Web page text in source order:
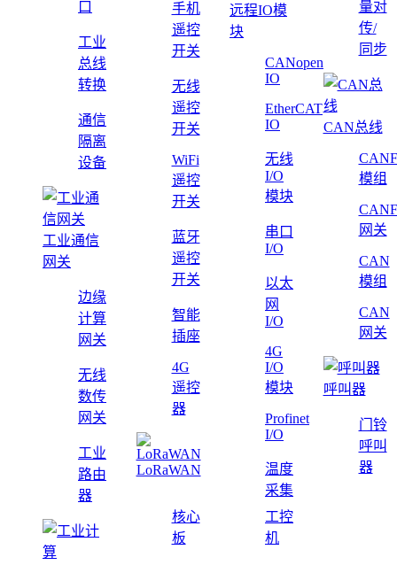
口
工业
总线
转换
通信
隔离
设备
工业通信
网关
边缘
计算
网关
无线
数传
网关
工业
路由
器
手机
遥控
开关
无线
遥控
开关
WiFi
遥控
开关
蓝牙
遥控
开关
智能
插座
4G
遥控
器
LoRaWAN
远程IO模
块
CANopen
IO
EtherCAT
IO
无线
I/O
模块
串口
I/O
以太
网
I/O
4G
I/O
模块
Profinet
I/O
温度
采集
量对
传/
同步
CAN总线
模组
网关
CAN
模组
CAN
网关
呼叫器
门铃
呼叫
器
核心
板
工控
机